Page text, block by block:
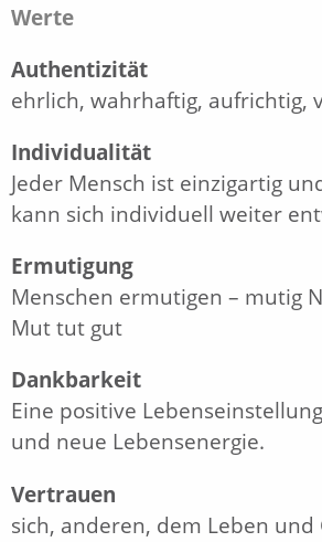
Werte
Authentizität
ehrlich, wahrhaftig, aufrichtig,
Individualität
Jeder Mensch ist einzigartig
kann sich individuell weiter
Ermutigung
Menschen ermutigen – mutig
Mut tut gut
Dankbarkeit
Eine positive
und neue Lebensenergie.
Vertrauen
sich, anderen, dem Leben und